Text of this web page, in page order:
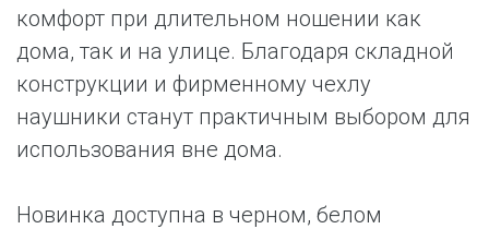
комфорт при длительном ношении как
дома, так и на улице. Благодаря складной
конструкции и фирменному чехлу
наушники станут практичным выбором для
использования вне дома.
Новинка доступна в черном, белом